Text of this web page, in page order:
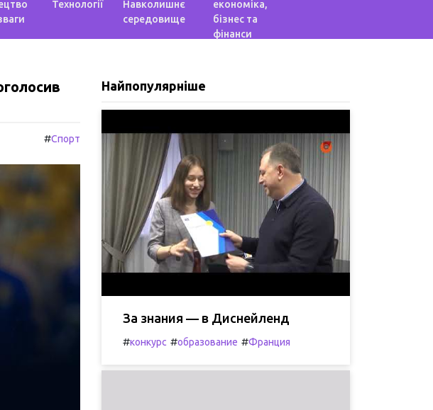
Технології
Навколишнє
середовище
економіка,
бізнес та
фінанси
#Спорт
Найпопулярніше
За знания — в Диснейленд
#конкурс #образование #Франция